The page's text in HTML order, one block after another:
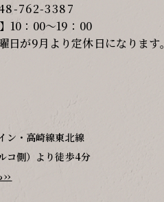
762-3387
10：00～19：00
日が9月より定休日になります。
営業）
ン・高崎線東北線
コ側）より徒歩4分